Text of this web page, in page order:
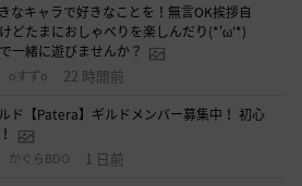
なキャラで好きなことを！無言OK挨拶自
どたまにおしゃべりを楽しんだり(*'ω'*)
一緒に遊びませんか？
oすずo 22 時間前
ド【Patera】ギルドメンバー募集中！ 初心
かぐらBDO 1 日前